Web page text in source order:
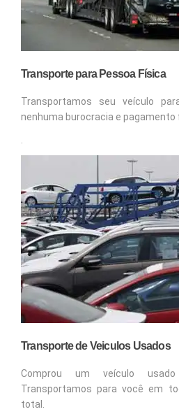
Transporte para Pessoa Física
Transportamos seu veículo
nenhuma burocracia e pagamento
Transporte de Veiculos Usados
Comprou um veículo
Transportamos para você em
total.